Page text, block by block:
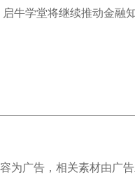
牛学堂将继续推动金融
广告，相关素材由广告